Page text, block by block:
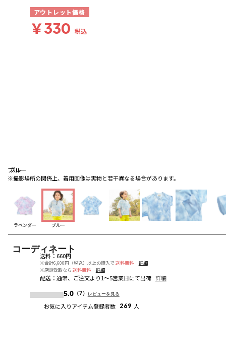
ブルー
※撮影場所の関係上、着用画像は実物と若干異なる場合があります。
ブルー
ブルー
ラベンダー ブルー
コーディネート
送料： 660円
※合計6,600円（税込）以上の購入で 送料無料
詳細
※店頭受取なら 送料無料 詳細
配送： 通常、ご注文より1～5営業日にて出荷 詳細
5.0（7） レビューを見る
お気に入りアイテム登録者数 269 人
アウトレット価格
￥330 税込